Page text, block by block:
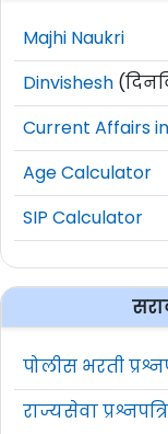
Majhi Naukri
Dinvishesh
Current Affairs
Age Calculator
SIP Calculator
पोलीस भरती
राज्यसेवा